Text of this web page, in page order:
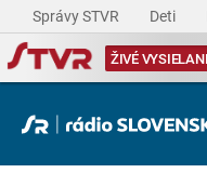
Správy STVR Deti
ŽIVÉ